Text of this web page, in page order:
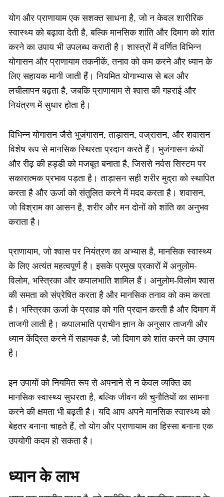
योग और प्राणायाम एक सशक्त साधना है, जो न केवल शारीरिक
स्वास्थ्य को बढ़ावा देती है, बल्कि मानसिक शांति और दिमाग को शांत
करने का उपाय भी उपलब्ध कराती है। शास्त्रों में वर्णित विभिन्न
योगासन और प्राणायाम तकनीकें, तनाव को कम करने और ध्यान के
लिए सहायक मानी जाती हैं। नियमित योगाभ्यास से बल और
लचीलापन बढ़ता है, जबकि प्राणायाम से श्वास की गहराई और
नियंत्रण में सुधार होता है।
विभिन्न योगासन जैसे भुजंगासन, ताड़ासन, वज्रासन, और शवासन
विशेष रूप से मानसिक स्थिरता प्रदान करते हैं। भुजंगासन कंधों
और रीढ़ की हड्डी को मजबूत बनाता है, जिससे नर्वस सिस्टम पर
सकारात्मक प्रभाव पड़ता है। ताड़ासन सही शरीर मुद्रा को स्थापित
करता है और ऊर्जा को संतुलित करने में मदद करता है। शवासन,
जो विश्राम का आसन है, शरीर और मन दोनों को शांति का अनुभव
कराता है।
प्राणायाम, जो श्वास पर नियंत्रण का अभ्यास है, मानसिक स्वास्थ्य
के लिए अत्यंत महत्वपूर्ण है। इसके प्रमुख प्रकारों में अनुलोम-
विलोम, भस्त्रिका और कपालभाति शामिल हैं। अनुलोम-विलोम श्वास
की समता को संप्रेषित करता है और मानसिक तनाव को कम करता
है। भस्त्रिका ऊर्जा के प्रवाह को गति प्रदान करती है और दिमाग में
ताजगी लाती है। कपालभाति प्राचीन ज्ञान के अनुसार ताजगी और
ध्यान केंद्रित करने में सहायक है, जो दिमाग को शांत करने का उपाय
है।
इन उपायों को नियमित रूप से अपनाने से न केवल व्यक्ति का
मानसिक स्वास्थ्य सुधरता है, बल्कि जीवन की चुनौतियों का सामना
करने की क्षमता भी बढ़ती है। यदि आप अपने मानसिक स्वास्थ्य को
बेहतर बनाना चाहते हैं, तो योग और प्राणायाम का हिस्सा बनाना एक
उपयोगी कदम हो सकता है।
ध्यान के लाभ